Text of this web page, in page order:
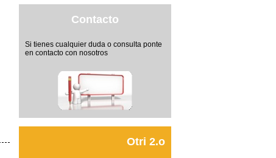
Contacto
Si tienes cualquier duda o consulta ponte
en contacto con nosotros
Otri 2.o